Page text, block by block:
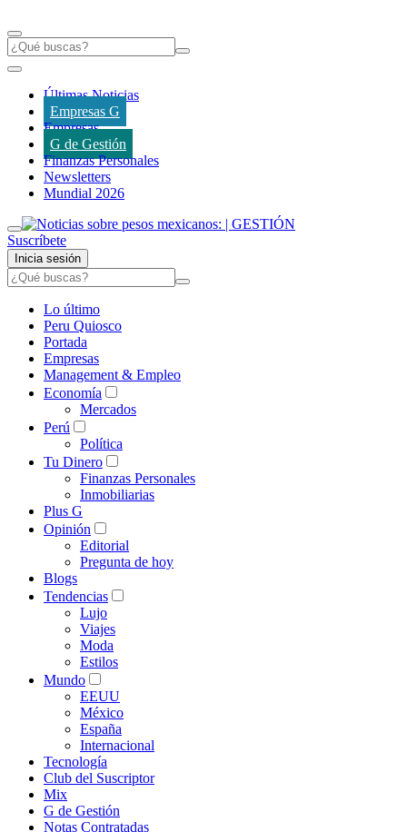
Últimas Noticias
Empresas G
Empresas
G de Gestión
Finanzas Personales
Newsletters
Mundial 2026
Suscríbete
Inicia sesión
Lo último
Peru Quiosco
Portada
Empresas
Management & Empleo
Economía
Mercados
Perú
Política
Tu Dinero
Finanzas Personales
Inmobiliarias
Plus G
Opinión
Editorial
Pregunta de hoy
Blogs
Tendencias
Lujo
Viajes
Moda
Estilos
Mundo
EEUU
México
España
Internacional
Tecnología
Club del Suscriptor
Mix
G de Gestión
Notas Contratadas